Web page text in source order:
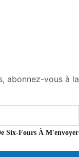
abonnez-vous à la
Six-Fours À M'envoyer